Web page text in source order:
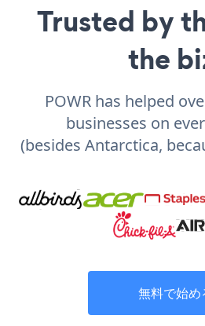
Trusted by
the
POWR has helped
businesses on
(besides Antarctica,
無料で始め